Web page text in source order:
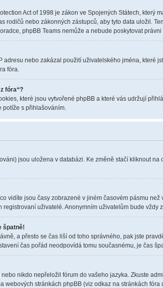
Act of 1998 je zákon ve Spojených Státech,
rodičů nebo zákonných zástupců, aby tyto data uložil.
phpBB Teams nemůže a nebude poskytovat
adresu nebo zakázal použití uživatelského jména,
fóra.
fóra“?
které jsou vytvořené phpBB a které vás udržují
potíže s přihlašováním.
jsou uložena v databázi. Ke změně stačí kliknout na
vidíte jsou časy zobrazené v jiném časovém pásmu
uživatelé. Anonymním uživatelům bude vždy
špatně!
a přesto se čas liší od toho správného, pak jste
čas pořád neodpovídá tomu současnému, je čas
nikdo nepřeložil fórum do vašeho jazyka. Zkuste
webových stránkách phpBB (viz odkaz na stránkách fóra